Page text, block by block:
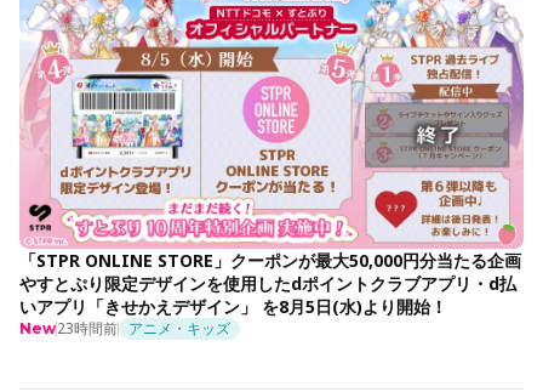
「STPR ONLINE STORE」クーポンが最大50,000円分当たる企画
やすとぷり限定デザインを使用したdポイントクラブアプリ・d払
いアプリ「きせかえデザイン」 を8月5日(水)より開始！
New23時間前 アニメ・キッズ